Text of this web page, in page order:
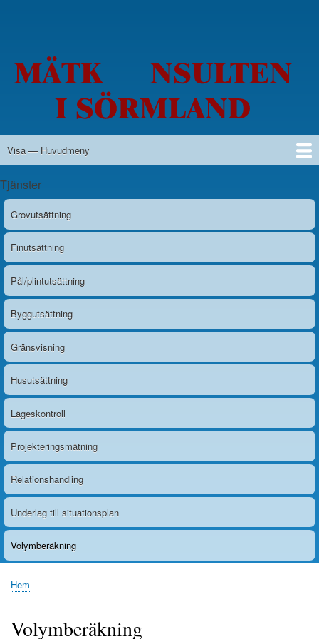
Huvudmeny
Visa — Huvudmeny
Hem
Tjänster
Grovutsättning
Finutsättning
Pål/plintutsättning
Byggutsättning
Gränsvisning
Husutsättning
Lägeskontroll
Projekteringsmätning
Relationshandling
Underlag till situationsplan
Volymberäkning
Länkstig
Hem
Volymberäkning